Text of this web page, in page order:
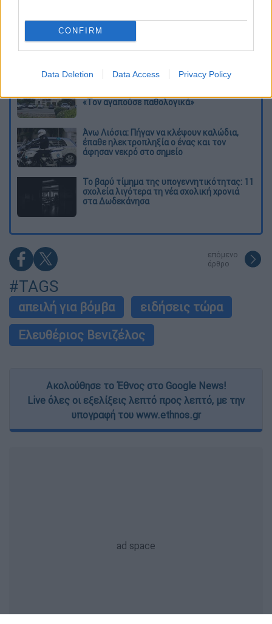
CONFIRM
Data Deletion Data Access Privacy Policy
Τα «γεράκια» της Ψάθας: Έσωσαν από τη
μεγάλη φωτιά τη γειτονιά που κάποτε τους
έδιωχνε
«Κλειδί» η ιατροδικαστική για τον 90χρονο
«Τον αγαπούσε παθολογικά»
Άνω Λιόσια: Πήγαν να κλέψουν καλώδια,
έπαθε ηλεκτροπληξία ο ένας και τον
άφησαν νεκρό στο σημείο
Το βαρύ τίμημα της υπογεννητικότητας: 11
σχολεία λιγότερα τη νέα σχολική χρονιά
στα Δωδεκάνησα
επόμενο
άρθρο
#TAGS
απειλή για βόμβα
ειδήσεις τώρα
Ελευθέριος Βενιζέλος
Ακολούθησε το Έθνος στο Google News!
Live όλες οι εξελίξεις λεπτό προς λεπτό, με την
υπογραφή του www.ethnos.gr